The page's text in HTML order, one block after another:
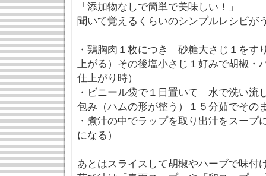
「添加物なしで簡単で美味しい！」
聞いて覚えるくらいのシンプルレシピが
・鶏胸肉１枚につき 砂糖大さじ１をす
上がる）その後塩小さじ１好みで胡椒・
仕上がり時）
・ビニール袋で１日置いて 水で洗い
包み（ハムの形が整う）１５分茹でその
・煮汁の中でラップを取り出汁をスープ
になる）
あとはスライスして胡椒やハーブで味付